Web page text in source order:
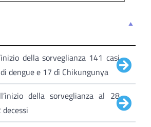
della sorveglianza 141 casi
dengue e 17 dì Chikungunya
della sorveglianza al 28